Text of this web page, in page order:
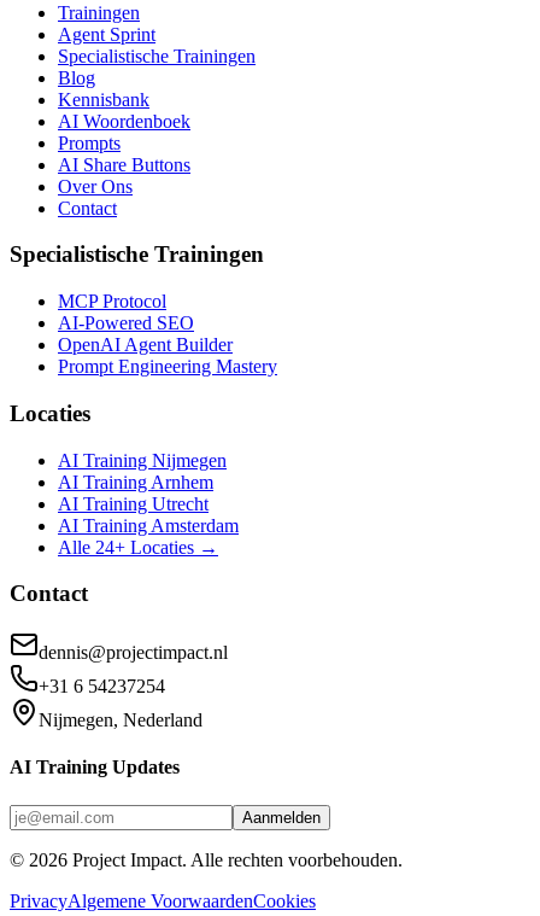
Trainingen
Agent Sprint
Specialistische Trainingen
Blog
Kennisbank
AI Woordenboek
Prompts
AI Share Buttons
Over Ons
Contact
Specialistische Trainingen
MCP Protocol
AI-Powered SEO
OpenAI Agent Builder
Prompt Engineering Mastery
Locaties
AI Training Nijmegen
AI Training Arnhem
AI Training Utrecht
AI Training Amsterdam
Alle 24+ Locaties →
Contact
dennis@projectimpact.nl
+31 6 54237254
Nijmegen, Nederland
AI Training Updates
Aanmelden
© 2026 Project Impact. Alle rechten voorbehouden.
PrivacyAlgemene VoorwaardenCookies